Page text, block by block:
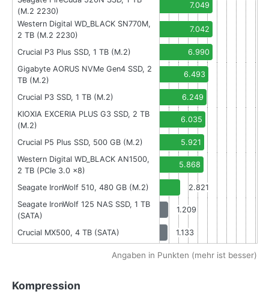
(M.2 2230)
7.049
Western Digital WD_BLACK SN770M,
2 TB (M.2 2230)
7.042
Crucial P3 Plus SSD, 1 TB (M.2)
6.990
Gigabyte AORUS NVMe Gen4 SSD, 2
TB (M.2)
6.493
Crucial P3 SSD, 1 TB (M.2)
6.249
KIOXIA EXCERIA PLUS G3 SSD, 2 TB
(M.2)
6.035
Crucial P5 Plus SSD, 500 GB (M.2)
5.921
Western Digital WD_BLACK AN1500,
2 TB (PCIe 3.0 x8)
5.868
Seagate IronWolf 510, 480 GB (M.2)
2.821
Seagate IronWolf 125 NAS SSD, 1 TB
(SATA)
1.209
Crucial MX500, 4 TB (SATA) 1.133
Angaben in Punkten (mehr ist besser)
Kompression